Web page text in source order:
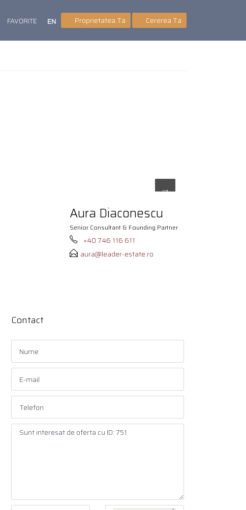
FAVORITE EN Proprietatea Ta Cererea Ta
Aura Diaconescu
Senior Consultant & Founding Partner
+40 746 116 611
aura@leader-estate.ro
Contact